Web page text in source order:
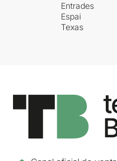
Entrades
Espai
Texas